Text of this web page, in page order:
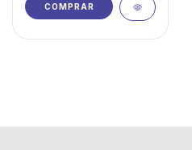
COMPRAR